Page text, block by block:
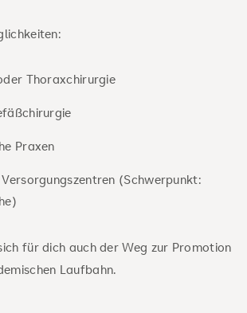
Thoraxchirurgie
Praxen
(Schwerpunkt:
für dich auch der Weg zur Promotion
Laufbahn.